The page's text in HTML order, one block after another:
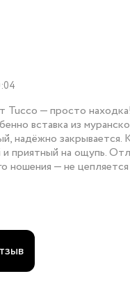
Tucco — просто
вставка из
надёжно закрывается.
приятный на ощупь.
ношения — не